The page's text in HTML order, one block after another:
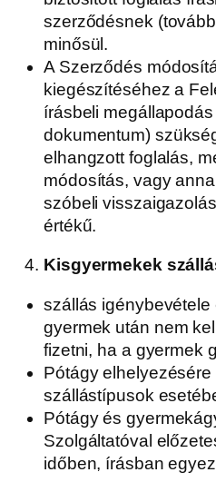
szerződésnek
minősül.
A Szerződés
kiegészítéséhez a
írásbeli
dokumentum)
elhangzott foglalás,
módosítás, vagy
szóbeli
értékű.
Kisgyermekek
szállás
gyermek után nem
fizetni, ha a gyermek
Pótágy
szállástípusok
Pótágy és
Szolgáltatóval
időben, írásban